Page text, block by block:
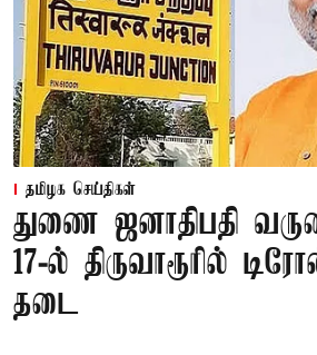
தமிழக செய்திகள்
துணை ஜனாதிபதி
17-ல் திருவாரூரில்
தடை